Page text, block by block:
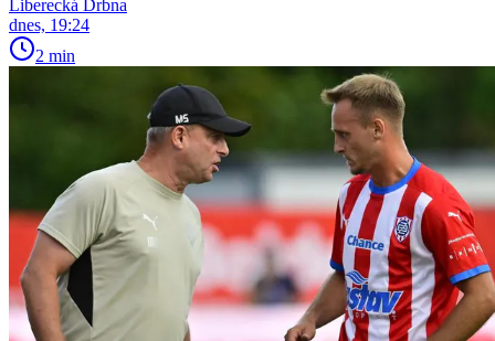
Liberecká Drbna
dnes, 19:24
2 min